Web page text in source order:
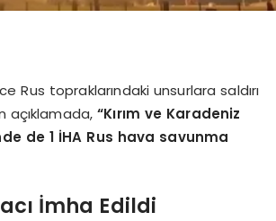
Rus topraklarındaki unsurlara saldırı
açıklamada,“Kırım ve Karadeniz
de 1 İHA Rus hava savunma
İmha Edildi